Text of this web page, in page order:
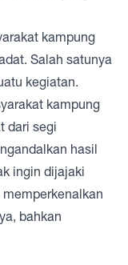
kampung
Salah satunya
kegiatan.
kampung
dari segi
hasil
ingin dijajaki
bahkan